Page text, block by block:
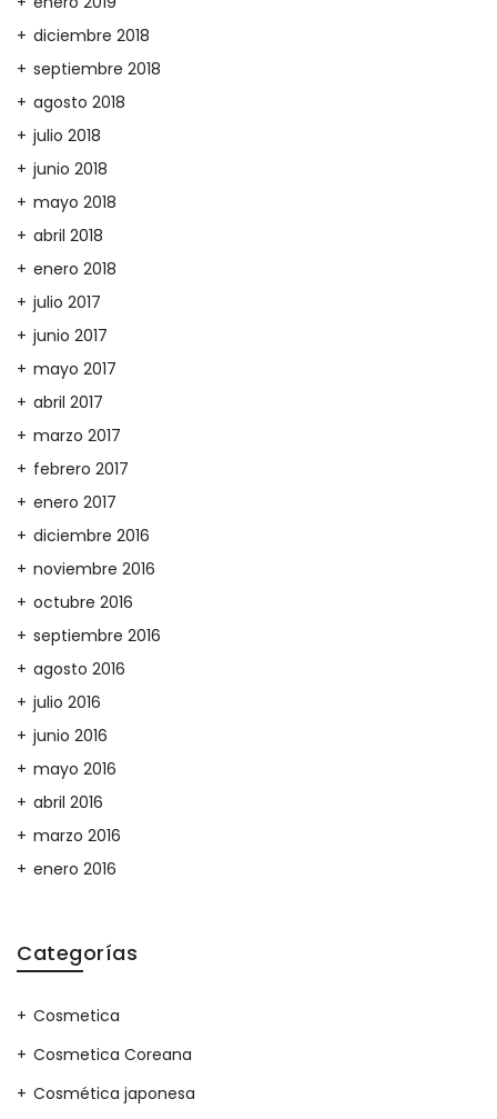
diciembre 2018
septiembre 2018
agosto 2018
julio 2018
junio 2018
mayo 2018
abril 2018
enero 2018
julio 2017
junio 2017
mayo 2017
abril 2017
marzo 2017
febrero 2017
enero 2017
diciembre 2016
noviembre 2016
octubre 2016
septiembre 2016
agosto 2016
julio 2016
junio 2016
mayo 2016
abril 2016
marzo 2016
enero 2016
Categorías
Cosmetica
Cosmetica Coreana
Cosmética japonesa